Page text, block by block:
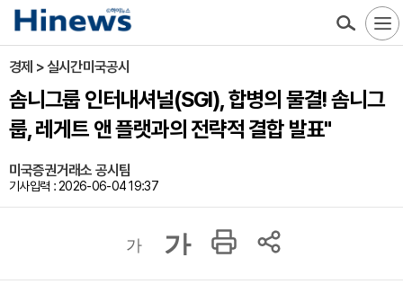
경제 > 실시간미국공시
솜니그룹 인터내셔널(SGI), 합병의 물결! 솜니그
룹, 레게트 앤 플랫과의 전략적 결합 발표"
미국증권거래소 공시팀
기사입력 : 2026-06-04 19:37
가 가